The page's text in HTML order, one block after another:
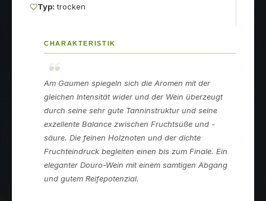
Typ: trocken
CHARAKTERISTIK
Am Gaumen spiegeln sich die Aromen mit der
gleichen Intensität wider und der Wein überzeugt
durch seine sehr gute Tanninstruktur und seine
exzellente Balance zwischen Fruchtsüße und -
säure. Die feinen Holznoten und der dichte
Fruchteindruck begleiten einen bis zum Finale. Ein
eleganter Douro-Wein mit einem samtigen Abgang
und gutem Reifepotenzial.